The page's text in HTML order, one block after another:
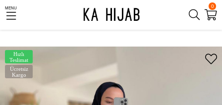
0
MENU
Ücretsiz
Kargo
Hızlı
Teslimat